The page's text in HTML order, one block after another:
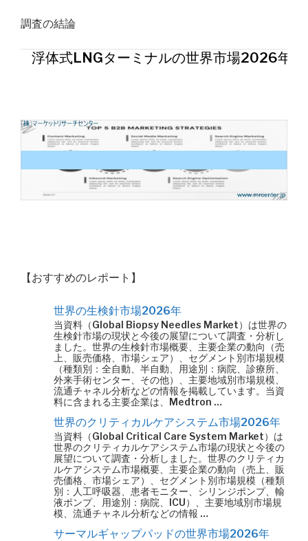
調査の結論
浮体式LNGターミナルの世界市場2026年
【おすすめのレポート】
世界の生検針市場2026年
当資料（Global Biopsy Needles Market）は世界の
生検針市場の現状と今後の展望について調査・分析し
ました。世界の生検針市場概要、主要企業の動向（売
上、販売価格、市場シェア）、セグメント別市場規模
（種類別：全自動、半自動、用途別：病院、診療所、
外来手術センター、その他）、主要地域別市場規模、
流通チャネル分析などの情報を掲載しています。当資
料に含まれる主要企業は、Medtron …
世界のクリティカルケアシステム市場2026年
当資料（Global Critical Care System Market）は
世界のクリティカルケアシステム市場の現状と今後の
展望について調査・分析しました。世界のクリティカ
ルケアシステム市場概要、主要企業の動向（売上、販
売価格、市場シェア）、セグメント別市場規模（種類
別：人工呼吸器、患者モニター、シリンジポンプ、輸
液ポンプ、用途別：病院、ICU）、主要地域別市場規
模、流通チャネル分析などの情報 …
サーマルギャップパッドの世界市場2026年